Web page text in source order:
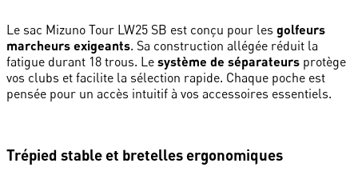
Le sac Mizuno Tour LW25 SB est conçu pour les golfeurs
marcheurs exigeants. Sa construction allégée réduit la
fatigue durant 18 trous. Le système de séparateurs protège
vos clubs et facilite la sélection rapide. Chaque poche est
pensée pour un accès intuitif à vos accessoires essentiels.
Trépied stable et bretelles ergonomiques